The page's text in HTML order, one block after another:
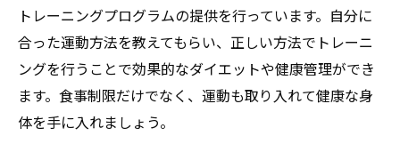
トレーニングプログラムの提供を行っています。自分に
合った運動方法を教えてもらい、正しい方法でトレーニ
ングを行うことで効果的なダイエットや健康管理ができ
ます。食事制限だけでなく、運動も取り入れて健康な身
体を手に入れましょう。